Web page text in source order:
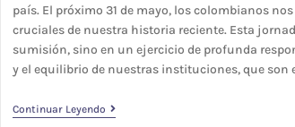
país. El próximo 31 de mayo, los colombianos
cruciales de nuestra historia reciente. Esta
sumisión, sino en un ejercicio de profunda
y el equilibrio de nuestras instituciones, que son
Continuar Leyendo